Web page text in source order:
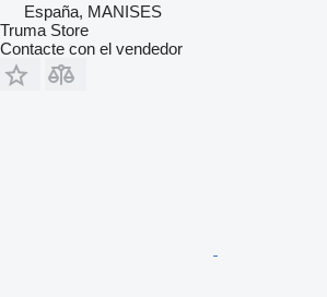
España, MANISES
Truma Store
Contacte con el vendedor